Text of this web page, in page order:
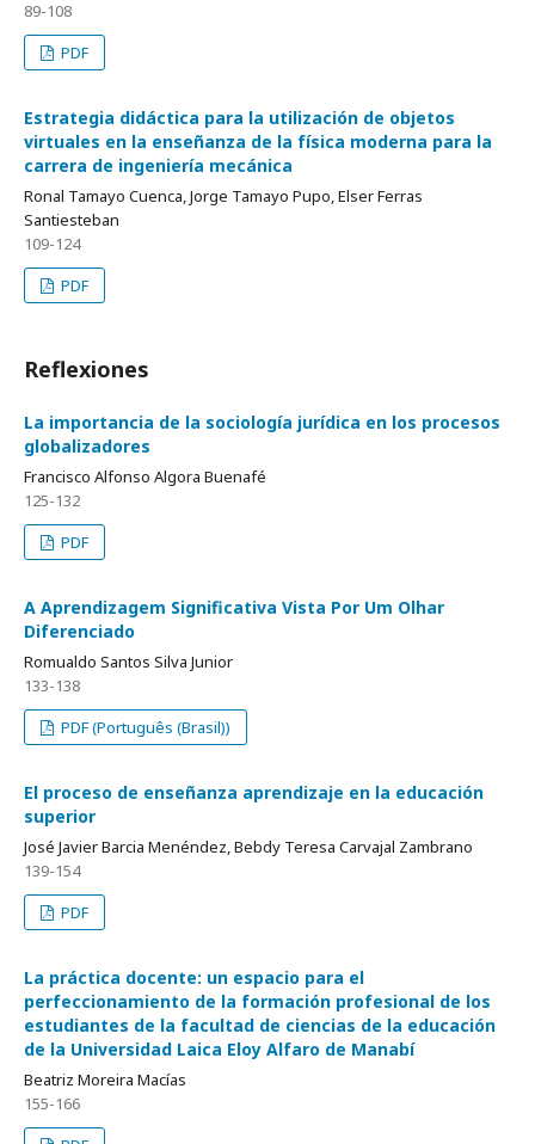
89-108
PDF
Estrategia didáctica para la utilización de objetos
virtuales en la enseñanza de la física moderna para la
carrera de ingeniería mecánica
Ronal Tamayo Cuenca, Jorge Tamayo Pupo, Elser Ferras
Santiesteban
109-124
PDF
Reflexiones
La importancia de la sociología jurídica en los procesos
globalizadores
Francisco Alfonso Algora Buenafé
125-132
PDF
A Aprendizagem Significativa Vista Por Um Olhar
Diferenciado
Romualdo Santos Silva Junior
133-138
PDF (Português (Brasil))
El proceso de enseñanza aprendizaje en la educación
superior
José Javier Barcia Menéndez, Bebdy Teresa Carvajal Zambrano
139-154
PDF
La práctica docente: un espacio para el
perfeccionamiento de la formación profesional de los
estudiantes de la facultad de ciencias de la educación
de la Universidad Laica Eloy Alfaro de Manabí
Beatriz Moreira Macías
155-166